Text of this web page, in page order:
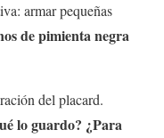
armar pequeñas
de pimienta negra
del placard.
lo guardo? ¿Para